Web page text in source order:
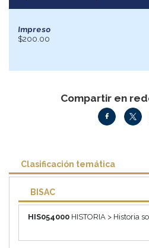
Impreso
$200.00
Compartir en
Clasificación temática
BISAC
HIS054000 HISTORIA > Historia